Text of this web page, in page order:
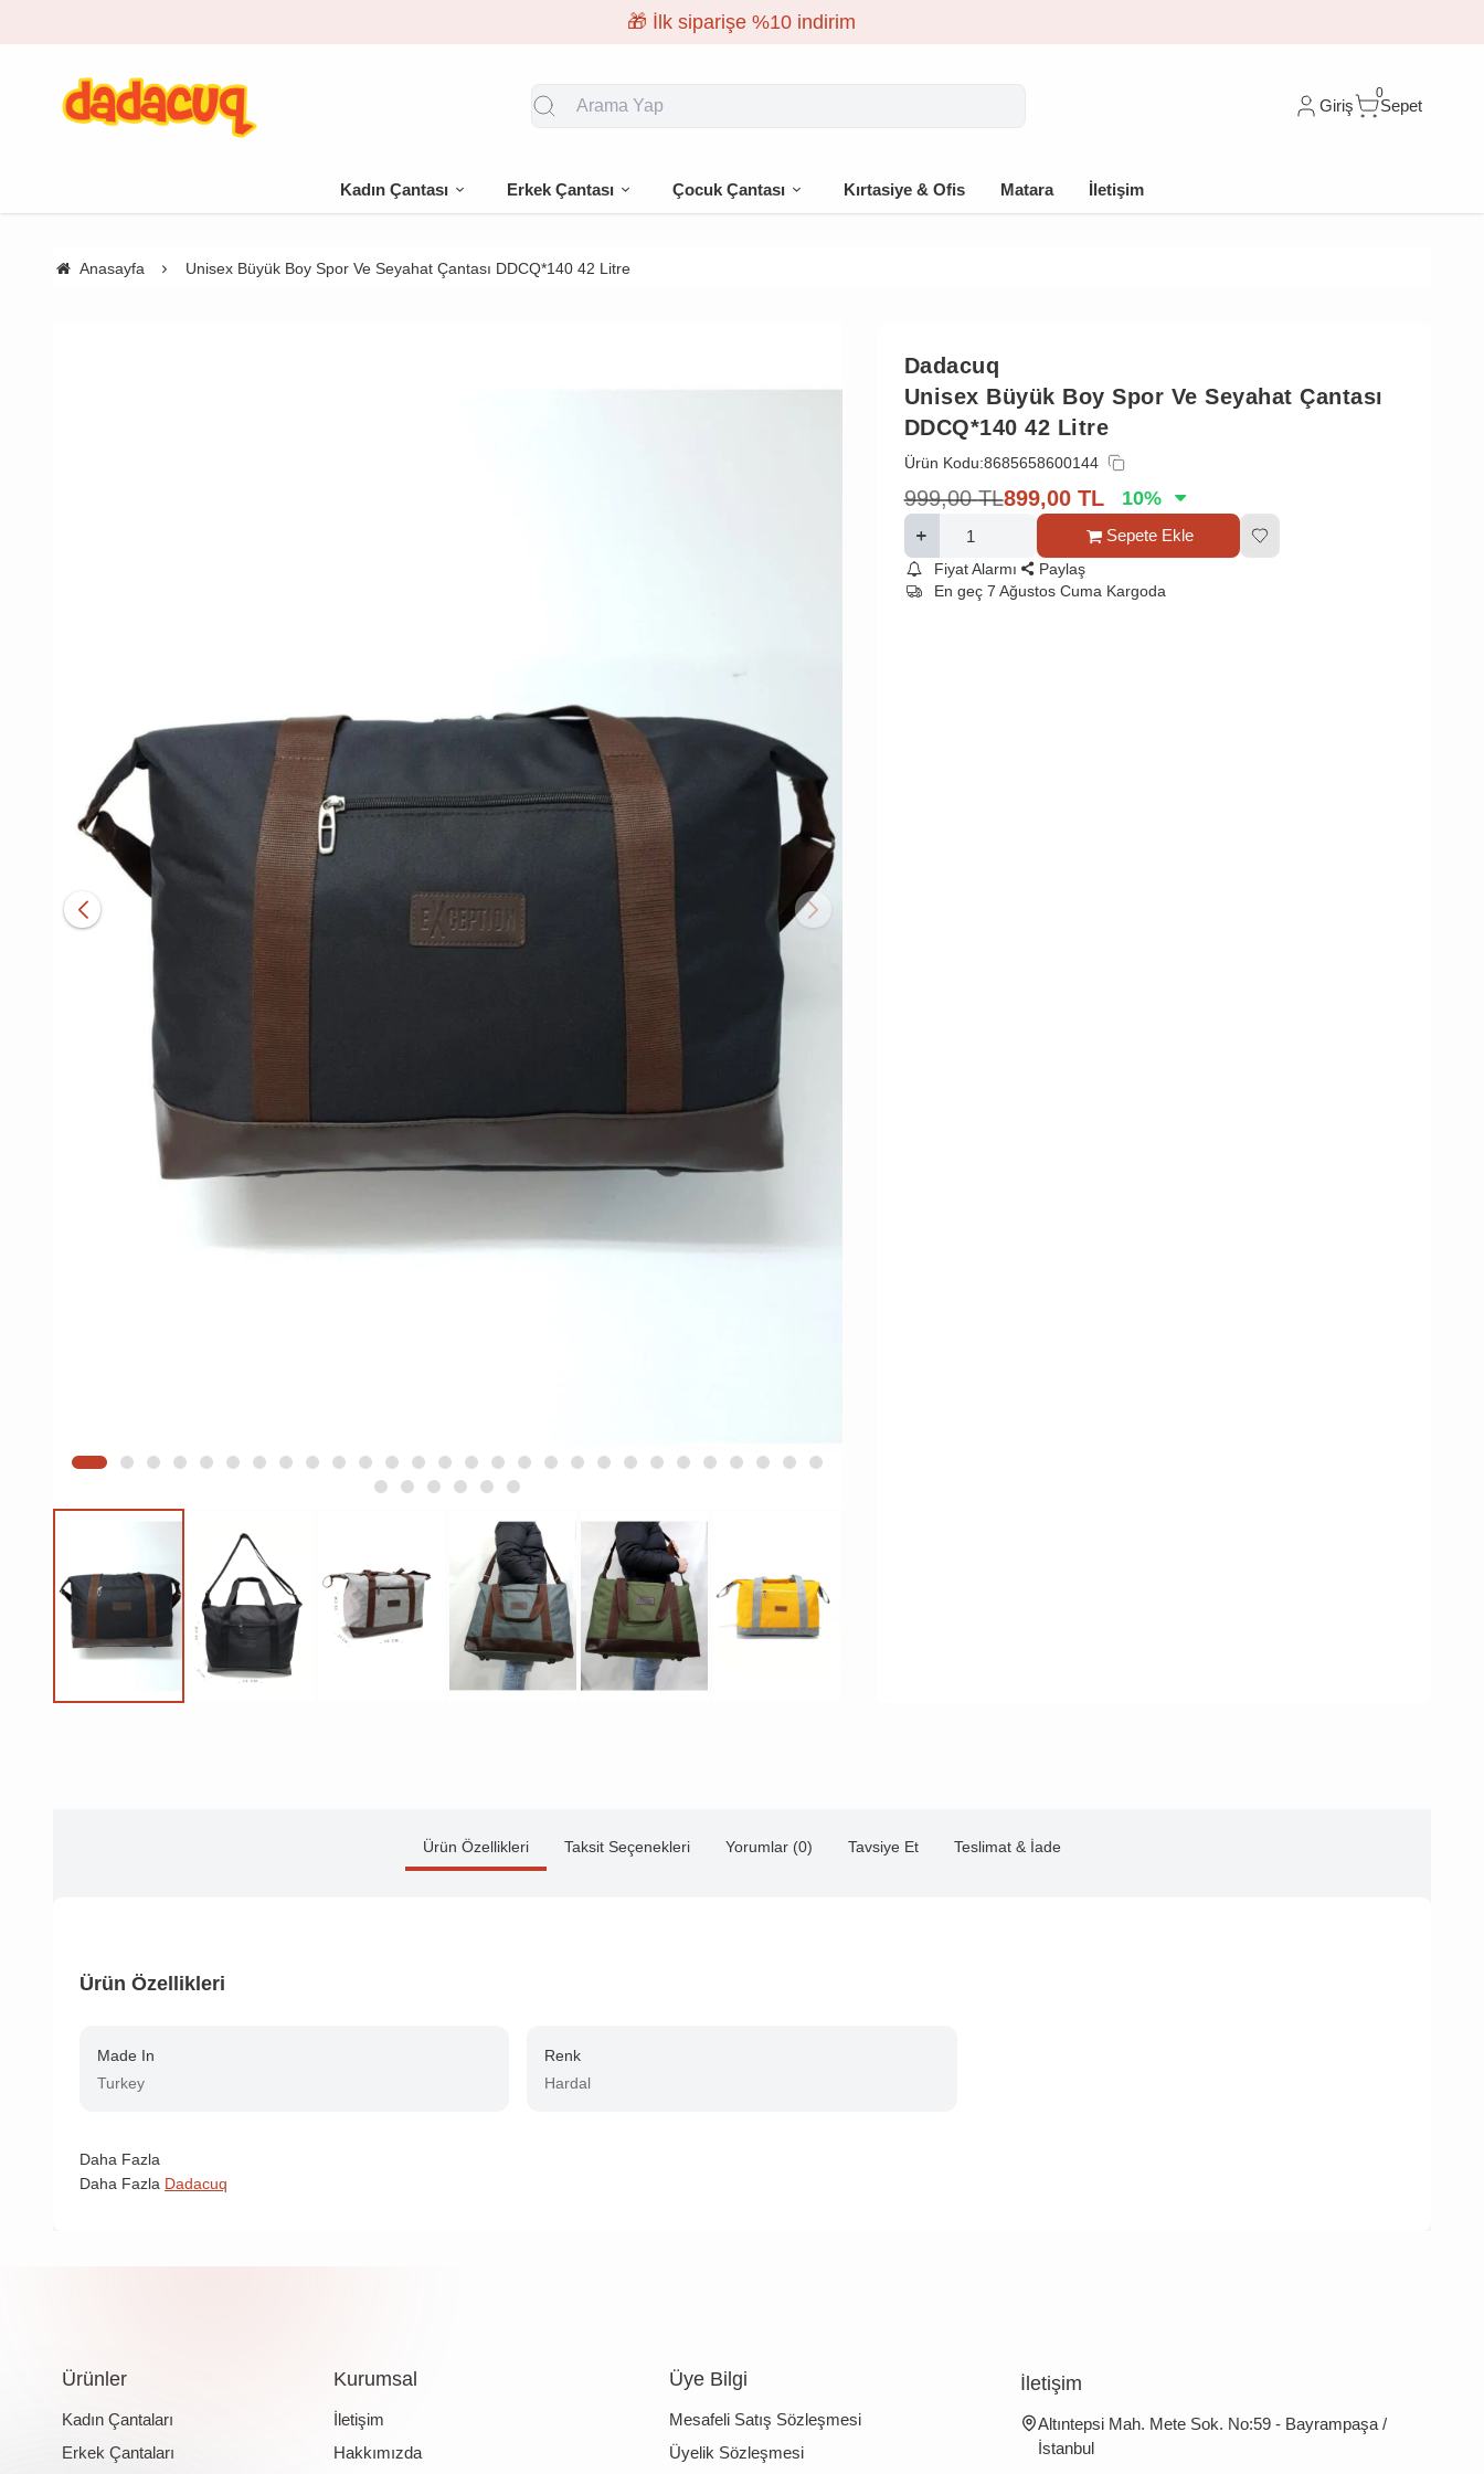
🎁 İlk siparişe %10 indirim
Giriş
0
Sepet
Kadın Çantası Erkek Çantası Çocuk Çantası Kırtasiye & Ofis Matara İletişim
Anasayfa Unisex Büyük Boy Spor Ve Seyahat Çantası DDCQ*140 42 Litre
Dadacuq
Unisex Büyük Boy Spor Ve Seyahat Çantası
DDCQ*140 42 Litre
Ürün Kodu:8685658600144
999,00 TL899,00 TL 10%
Sepete Ekle
Fiyat Alarmı
Paylaş
En geç 7 Ağustos Cuma Kargoda
Ürün Özellikleri Taksit Seçenekleri Yorumlar (0) Tavsiye Et Teslimat & İade
Ürün Özellikleri
Made In
Turkey
Renk
Hardal
Daha Fazla
Daha Fazla Dadacuq
Ürünler
Kadın Çantaları
Erkek Çantaları
Kurumsal
İletişim
Hakkımızda
Üye Bilgi
Mesafeli Satış Sözleşmesi
Üyelik Sözleşmesi
İletişim
Altıntepsi Mah. Mete Sok. No:59 - Bayrampaşa /
İstanbul